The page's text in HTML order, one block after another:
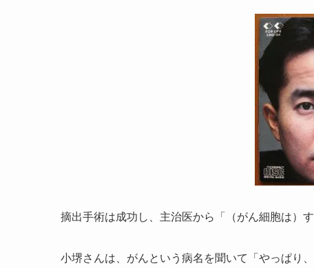
摘出手術は成功し、主治医から「（がん細胞は）
小堺さんは、がんという病名を聞いて「やっぱり